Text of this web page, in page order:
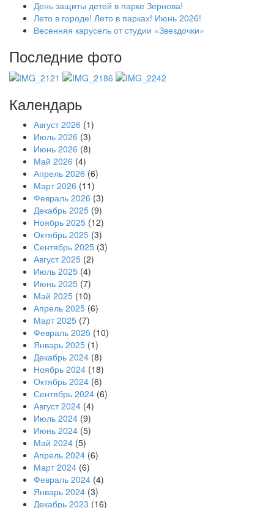
День защиты детей в парке Зернова!
Лето в городе! Лето в парках! Июнь 2026!
Весенняя карусель от студии «Звездочки»
Последние фото
Календарь
Август 2026 (1)
Июль 2026 (3)
Июнь 2026 (8)
Май 2026 (4)
Апрель 2026 (6)
Март 2026 (11)
Февраль 2026 (3)
Декабрь 2025 (9)
Ноябрь 2025 (12)
Октябрь 2025 (3)
Сентябрь 2025 (3)
Август 2025 (2)
Июль 2025 (4)
Июнь 2025 (7)
Май 2025 (10)
Апрель 2025 (6)
Март 2025 (7)
Февраль 2025 (10)
Январь 2025 (1)
Декабрь 2024 (8)
Ноябрь 2024 (18)
Октябрь 2024 (6)
Сентябрь 2024 (6)
Август 2024 (4)
Июль 2024 (9)
Июнь 2024 (5)
Май 2024 (5)
Апрель 2024 (6)
Март 2024 (6)
Февраль 2024 (4)
Январь 2024 (3)
Декабрь 2023 (16)